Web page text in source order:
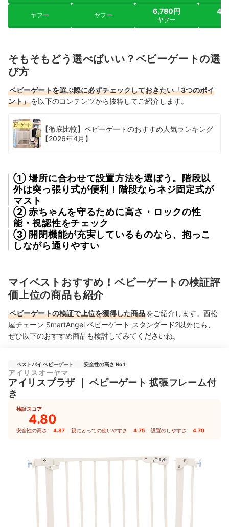
ヤフー ヤフー 6,780円
ヤフー
そもそもどう選べばいい？ベビーゲートの選
び方
ベビーゲートを選ぶ際に必ずチェックしておきたい「3つのポイ
ント」を以下のコンテンツから抜粋してご紹介します。
【徹底比較】ベビーゲートのおすすめ人気ランキング
【2026年4月】
① 場所に合わせて設置方法を選ぼう。階段以
外は突っ張り式が便利！階段ならネジ固定式が
マスト
② 赤ちゃんを守るために高さ・ロックの性
能・視認性をチェック
③ 開閉機能が充実しているものなら、抱っこ
しながら通りやすい
マイベストおすすめ！ベビーゲートの検証評
価上位の商品も紹介
ベビーゲートの検証で上位を獲得した商品をご紹介します。西松
屋チェーン SmartAngel ベビーゲート スタンダード2以外にも、
ぜひ以下のおすすめ商品も検討してみてくださいね。
ベストバイ ベビーゲート 安全性の高さ No.1
アイリスオーヤマ
アイリスプラザ ｜ベビーゲート 拡張フレーム付
き
検証スコア
4.80
安全性の高さ 4.87 親にとっての使いやすさ 4.75 設置のしやすさ 4.70